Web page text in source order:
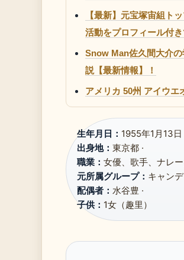
【最新】元宝塚宙組ト
活動をプロフィール付
Snow Man佐久間大介
説【最新情報】！
アメリカ 50州 アイウエ
生年月日： 1955年1月13日
出身地： 東京都 ·
職業： 女優、歌手、ナレー
元所属グループ： キャン
配偶者： 水谷豊 ·
子供： 1女（趣里）